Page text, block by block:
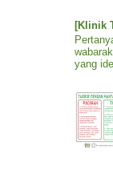
[Klinik
yang